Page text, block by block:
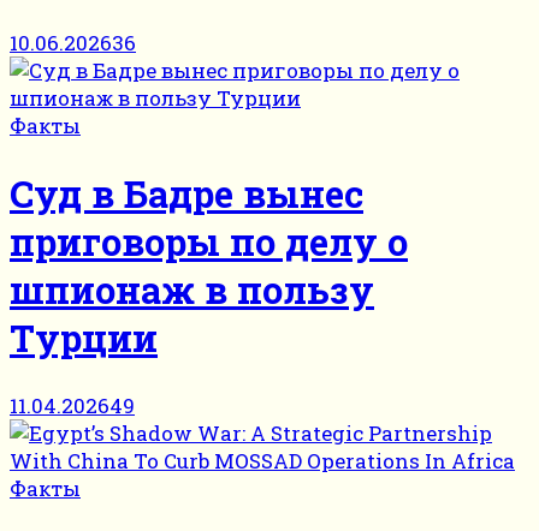
10.06.202636
Факты
Суд в Бадре вынес
приговоры по делу о
шпионаж в пользу
Турции
11.04.202649
Факты